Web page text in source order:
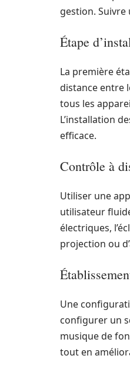
gestion.
Étape
La première
distance entre
tous les
L’installation
efficace.
Contrôle à
Utiliser une
utilisateur
électriques,
projection ou
Une
configurer un
musique de
tout en